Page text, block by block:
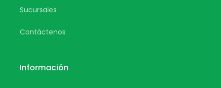
Sucursales
Contáctenos
Información